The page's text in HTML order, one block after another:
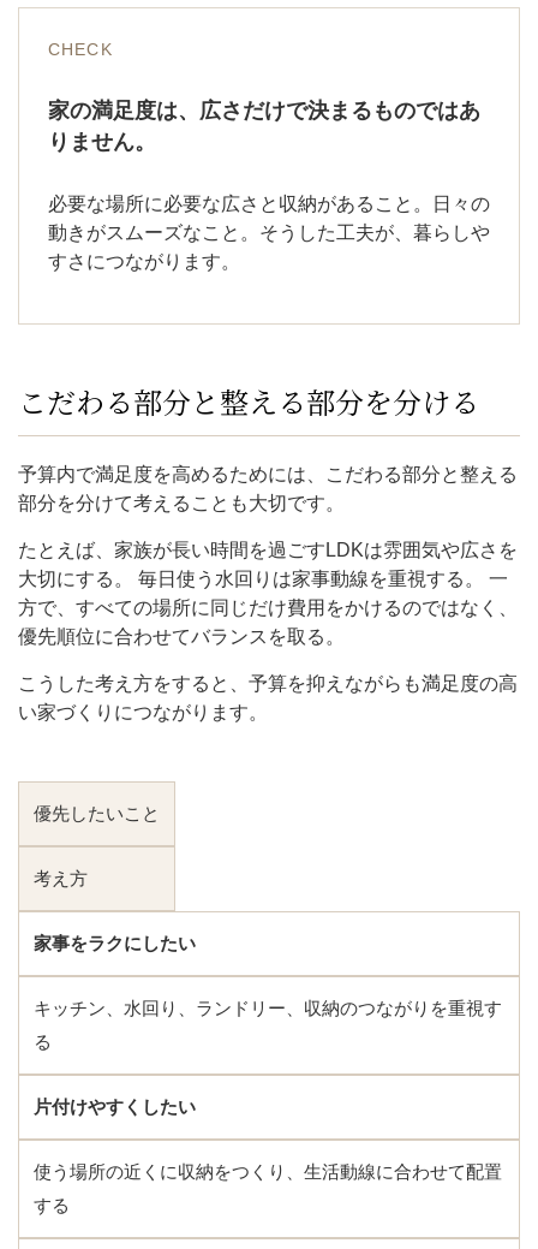
CHECK
家の満足度は、広さだけで決まるものではあ
りません。
必要な場所に必要な広さと収納があること。日々の
動きがスムーズなこと。そうした工夫が、暮らしや
すさにつながります。
こだわる部分と整える部分を分ける
予算内で満足度を高めるためには、こだわる部分と整える
部分を分けて考えることも大切です。
たとえば、家族が長い時間を過ごすLDKは雰囲気や広さを
大切にする。 毎日使う水回りは家事動線を重視する。 一
方で、すべての場所に同じだけ費用をかけるのではなく、
優先順位に合わせてバランスを取る。
こうした考え方をすると、予算を抑えながらも満足度の高
い家づくりにつながります。
優先したいこと
考え方
家事をラクにしたい
キッチン、水回り、ランドリー、収納のつながりを重視す
る
片付けやすくしたい
使う場所の近くに収納をつくり、生活動線に合わせて配置
する